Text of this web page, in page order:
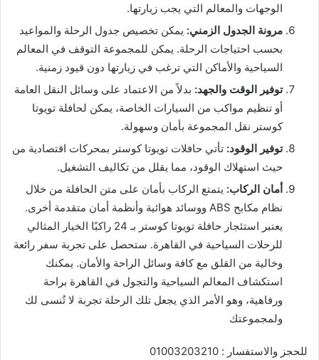
الوجهات والمعالم التي يجب زيارتها.
مرونة الجدول الزمني: يمكن تخصيص جدول الرحلة والمواعيد
بحسب احتياجات الرحلة. يمكن للمجموعة التوقف في المعالم
السياحية والأماكن التي ترغب في زيارتها دون قيود زمنية.
توفير الوقت والجهد: بدلاً من الاعتماد على وسائل النقل العامة
أو تنظيم مواكب من السيارات الخاصة، يمكن لحافلة تويوتا
كوستر نقل المجموعة بأمان وسهولة.
توفير الوقود: تأتي حافلات تويوتا كوستر بمحركات اقتصادية من
حيث استهلاك الوقود، مما يقلل من تكاليف التشغيل.
أمان الركاب: يتمتع الركاب بأمان على متن الحافلة من خلال
نظام مكابح ABS ووسائد هوائية وأنظمة أمان متقدمة أخرى.
يعتبر استئجار حافلة تويوتا كوستر بـ 24 راكبًا الخيار المثالي
للرحلات السياحية في القاهرة. ستحصل على تجربة سفر رائعة
وخالية من القلق مع كافة وسائل الراحة والأمان. يمكنك
استكشاف المعالم السياحية والتجول في القاهرة براحة
ورفاهية، وهو الأمر الذي يجعل تلك الرحلة تجربة لا تُنسى لك
ولمجموعتك
للحجز والاستفسار : 01003203210